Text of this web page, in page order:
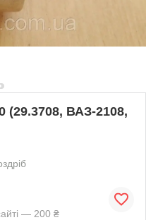
(29.3708, ВАЗ-2108,
— 200 ₴